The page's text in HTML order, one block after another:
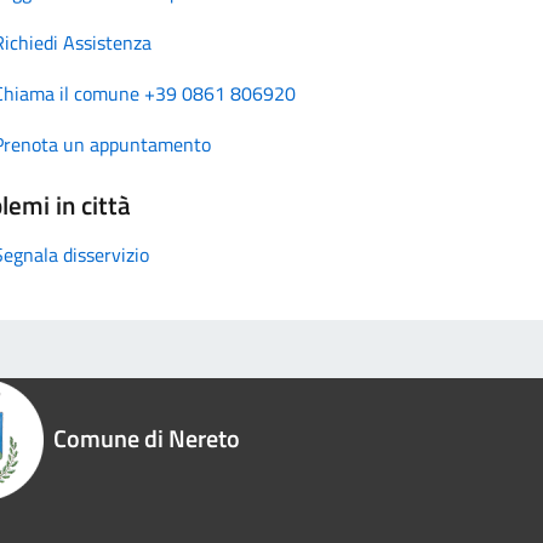
Assistenza
il comune +39 0861 806920
un appuntamento
in città
disservizio
Comune di Nereto